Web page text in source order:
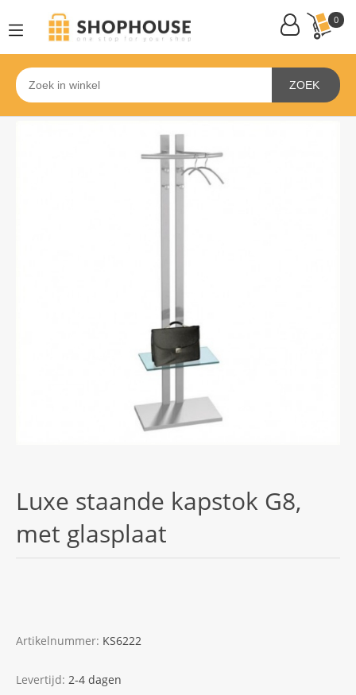
0
ZOEK
Luxe staande kapstok G8,
met glasplaat
Artikelnummer: KS6222
Levertijd: 2-4 dagen